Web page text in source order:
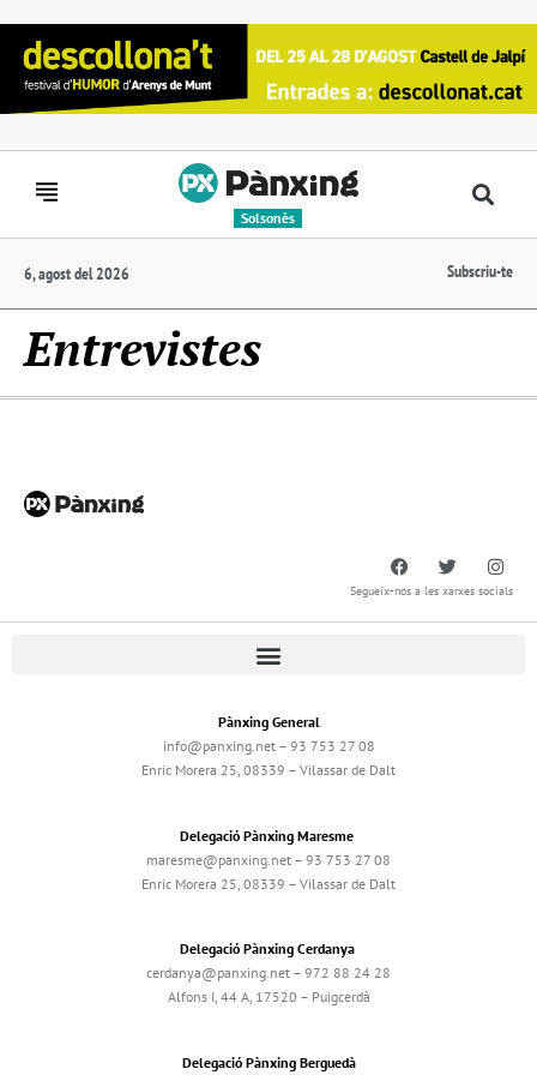
Solsonès
6, agost del 2026 Subscriu-te
Entrevistes
Segueix-nos a les xarxes socials
Pànxing General
info@panxing.net – 93 753 27 08
Enric Morera 25, 08339 – Vilassar de Dalt
Delegació Pànxing Maresme
maresme@panxing.net – 93 753 27 08
Enric Morera 25, 08339 – Vilassar de Dalt
Delegació Pànxing Cerdanya
cerdanya@panxing.net – 972 88 24 28
Alfons I, 44 A, 17520 – Puigcerdà
Delegació Pànxing Berguedà